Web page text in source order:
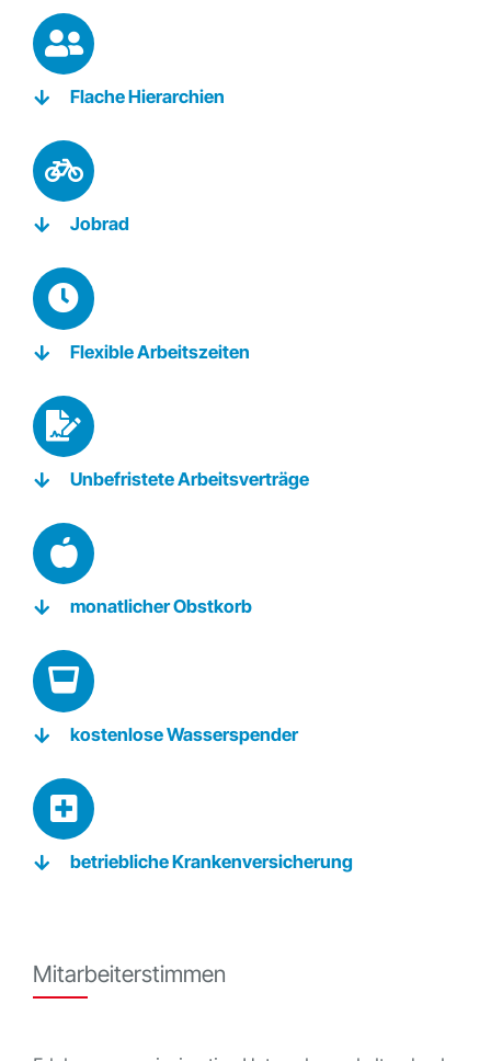
Flache Hierarchien
Jobrad
Flexible Arbeitszeiten
Unbefristete Arbeitsverträge
monatlicher Obstkorb
kostenlose Wasserspender
betriebliche Krankenversicherung
Mitarbeiterstimmen